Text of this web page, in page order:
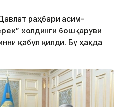
раҳбари Қасим-
холдинги бошқаруви
қабул қилди. Бу ҳақда